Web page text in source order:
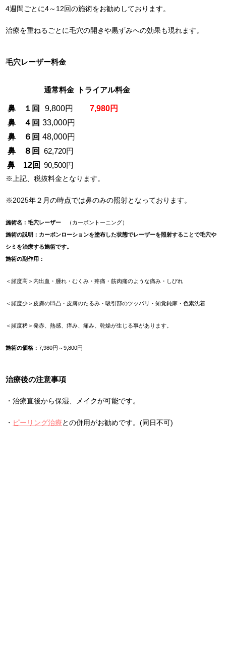
4週間ごとに4～12回の施術をお勧めしております。
治療を重ねるごとに毛穴の開きや黒ずみへの効果も現れます。
毛穴レーザー料金
通常料金 トライアル料金
鼻 １回 9,800円
7,980円
鼻 ４回 33,000円
鼻 ６回 48,000円
鼻 ８回
62,720円
鼻 12回
90,500円
※上記、税抜料金となります。
※2025年２月の時点では鼻のみの照射となっております。
施術名：毛穴レーザー
（カーボントーニング）
施術の説明：カーボンローションを塗布した状態でレーザーを照射することで毛穴や
シミを治療する施術です。
施術の副作用：
＜頻度高＞内出血・腫れ・むくみ・疼痛・筋肉痛のような痛み・しびれ
＜頻度少＞皮膚の凹凸・皮膚のたるみ・吸引部のツッパリ・知覚鈍麻・色素沈着
＜頻度稀＞発赤、熱感、痒み、痛み、乾燥が生じる事があります。
施術の価格：7,980円～9,800円
治療後の注意事項
・治療直後から保湿、メイクが可能です。
・ ピーリング治療との併用がお勧めです。(同日不可)